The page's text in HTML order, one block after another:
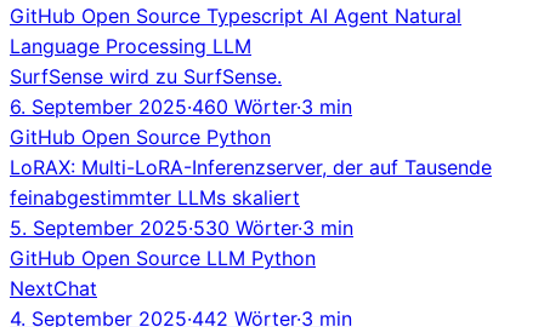
GitHub Open Source Typescript AI Agent Natural
Language Processing LLM
SurfSense wird zu SurfSense.
6. September 2025·460 Wörter·3 min
GitHub Open Source Python
LoRAX: Multi-LoRA-Inferenzserver, der auf Tausende
feinabgestimmter LLMs skaliert
5. September 2025·530 Wörter·3 min
GitHub Open Source LLM Python
NextChat
4. September 2025·442 Wörter·3 min